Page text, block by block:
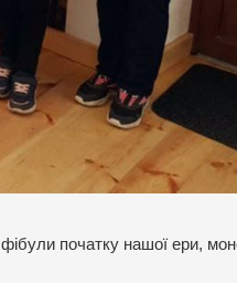
початку нашої ери,